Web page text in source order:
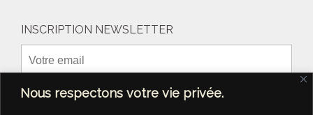
Nous respectons votre vie privée.
INSCRIPTION NEWSLETTER